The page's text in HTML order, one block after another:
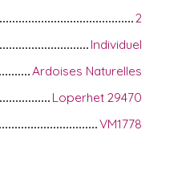
2
Individuel
Ardoises Naturelles
Loperhet 29470
VM1778